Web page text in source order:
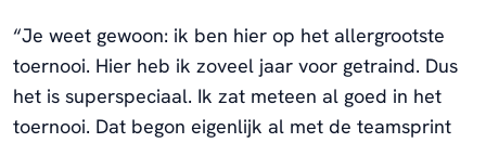
“Je weet gewoon: ik ben hier op het allergrootste
toernooi. Hier heb ik zoveel jaar voor getraind. Dus
het is superspeciaal. Ik zat meteen al goed in het
toernooi. Dat begon eigenlijk al met de teamsprint